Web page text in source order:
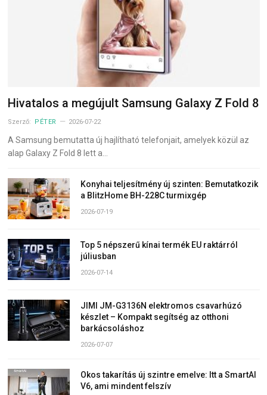
Hivatalos a megújult Samsung Galaxy Z Fold 8
Szerző: PÉTER 2026-07-22
A Samsung bemutatta új hajlítható telefonjait, amelyek közül az
alap Galaxy Z Fold 8 lett a…
Konyhai teljesítmény új szinten: Bemutatkozik
a BlitzHome BH-228C turmixgép
2026-07-19
Top 5 népszerű kínai termék EU raktárról
júliusban
2026-07-14
JIMI JM-G3136N elektromos csavarhúzó
készlet – Kompakt segítség az otthoni
barkácsoláshoz
2026-07-07
Okos takarítás új szintre emelve: Itt a SmartAI
V6, ami mindent felszív